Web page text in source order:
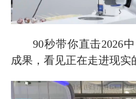
90秒带你直击2026
成果，看见正在走进现实